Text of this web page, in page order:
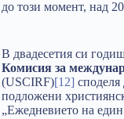
до този момент, над
В двадесетия си
Комисия за
(USCIRF)[12] споделя
подложени
„Ежедневието на